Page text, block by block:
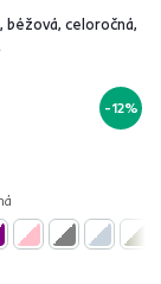
béžová, celoročná,
-12%